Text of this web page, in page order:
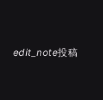
edit_note投稿